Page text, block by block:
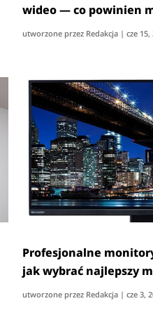
wideo — co powinien
utworzone przez Redakcja |cze 15,
Profesjonalne
jak wybrać najlepszy
utworzone przez Redakcja |cze 3,